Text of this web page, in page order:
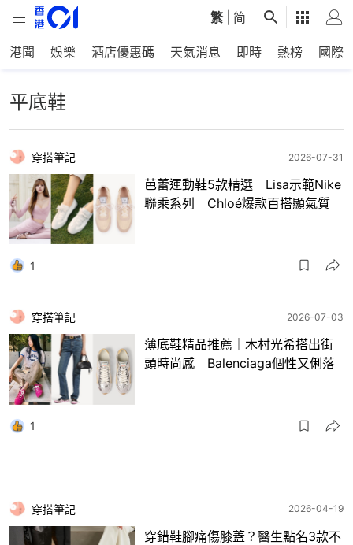
繁 简
港聞 娛樂 酒店優惠碼 天氣消息 即時 熱榜 國際
平底鞋
穿搭筆記 2026-07-31
芭蕾運動鞋5款精選 Lisa示範Nike
聯乘系列 Chloé爆款百搭顯氣質
1
穿搭筆記 2026-07-03
薄底鞋精品推薦｜木村光希搭出街
頭時尚感 Balenciaga個性又俐落
1
穿搭筆記 2026-04-19
穿錯鞋腳痛傷膝蓋？醫生點名3款不